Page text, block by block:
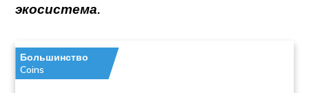
экосистема.
Большинство
Coins